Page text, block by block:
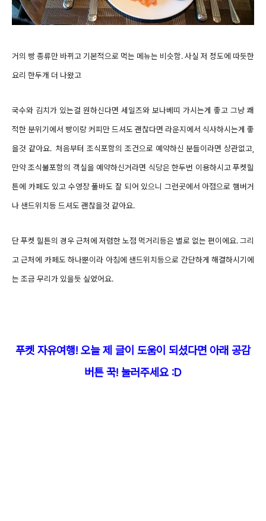
거의 빵 종류만 바뀌고 기본적으로 먹는 메뉴는 비슷함. 사실 저 정도에 따듯한
요리 한두개 더 나왔고
국수와 김치가 있는걸 원하신다면 세일즈와 보나베띠 가시는게 좋고 그냥 쾌
적한 분위기에서 빵이랑 커피만 드셔도 괜찮다면 라운지에서 식사하시는게 좋
을것 같아요. 처음부터 조식포함의 조건으로 예약하신 분들이라면 상관없고,
만약 조식불포함의 객실을 예약하신거라면 식당은 한두번 이용하시고 푸켓힐
튼에 카페도 있고 수영장 풀바도 잘 되어 있으니 그런곳에서 아점으로 햄버거
나 샌드위치등 드셔도 괜찮을것 같아요.
단푸켓 힐튼의 경우 근처에 저렴한 노점 먹거리등은 별로 없는 편이에요. 그리
고 근처에 카페도 하나뿐이라 아침에 샌드위치등으로 간단하게 해결하시기에
는 조금 무리가 있을듯 싶었어요.
푸켓 자유여행! 오늘 제 글이 도움이 되셨다면 아래 공감
버튼 꾹! 눌러주세요 :D